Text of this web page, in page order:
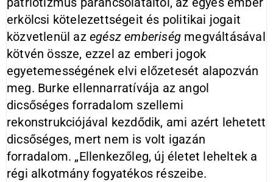
erkölcsi kötelezettségeit és politikai jogait
közvetlenül az egész emberiség megváltásával
kötvén össze, ezzel az emberi jogok
egyetemességének elvi előzetesét alapozván
meg. Burke ellennarratívája az angol
dicsőséges forradalom szellemi
rekonstrukciójával kezdődik, ami azért lehetett
dicsőséges, mert nem is volt igazán
forradalom. „Ellenkezőleg, új életet leheltek a
régi alkotmány fogyatékos részeibe.